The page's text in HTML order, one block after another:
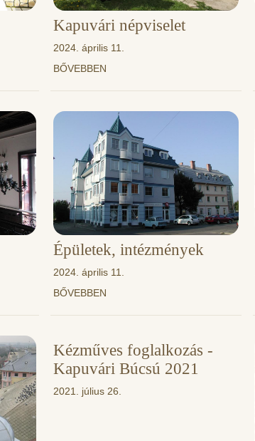
Kapuvári népviselet
2024. április 11.
BŐVEBBEN
Épületek, intézmények
2024. április 11.
BŐVEBBEN
Kézműves foglalkozás -
Kapuvári Búcsú 2021
2021. július 26.